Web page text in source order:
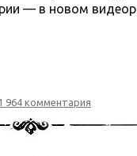
— в новом
964 комментария